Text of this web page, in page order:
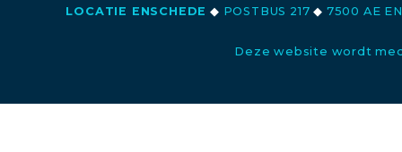
LOCATIE ENSCHEDE ◆ POSTBUS 217◆ 7500 AE
Deze website wordt